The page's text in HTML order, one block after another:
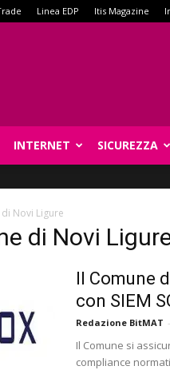
Linea EDP Itis Magazine
INTERNET SICUREZZA
Novi Ligure
di Novi
Il Comune
con SIEM
Redazione BitMAT -
Il Comune si
compliance